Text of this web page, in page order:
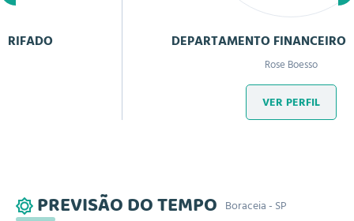
DEPARTAMENTO FINANCEIRO/CONTÁBIL
PREVISÃO DO TEMPO Boraceia - SP